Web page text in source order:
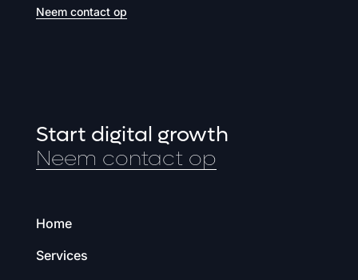
Neem contact op
Start digital growth
Neem contact op
Home
Services